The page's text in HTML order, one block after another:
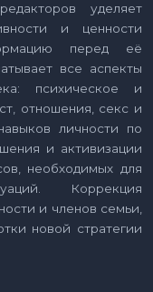
уделяет
и ценности
перед её
все аспекты
психическое и
отношения, секс и
личности по
и активизации
необходимых для
Коррекция
и членов семьи,
новой стратегии